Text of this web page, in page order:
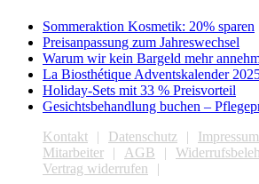
Sommeraktion Kosmetik: 20% sparen
Preisanpassung zum Jahreswechsel
Warum wir kein Bargeld mehr
La Biosthétique Adventskalender
Holiday-Sets mit 33 % Preisvorteil
Gesichtsbehandlung buchen –
Kontakt
Datenschutz Impressum
Mitarbeiter
AGB
Vertrag widerrufen